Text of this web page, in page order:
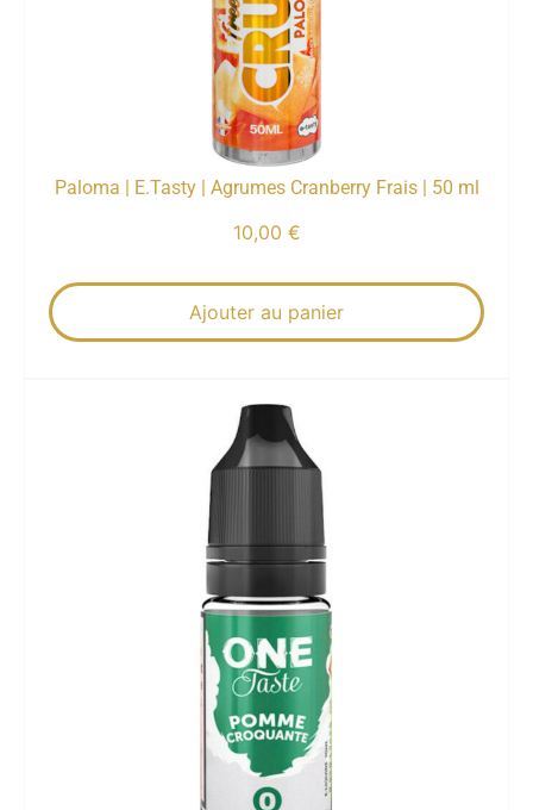
Paloma | E.Tasty | Agrumes Cranberry Frais | 50 ml
10,00 €
Ajouter au panier